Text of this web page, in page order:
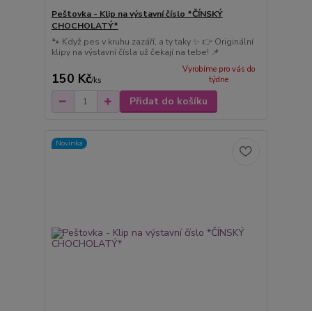
Peštovka - Klip na výstavní číslo *ČÍNSKÝ
CHOCHOLATÝ*
🐾 Když pes v kruhu zazáří, a ty taky ✨ 👉 Originální
klipy na výstavní čísla už čekají na tebe! 📌
150 Kč/ks
Vyrobíme pro vás do
týdne
Přidat do košíku
Novinka